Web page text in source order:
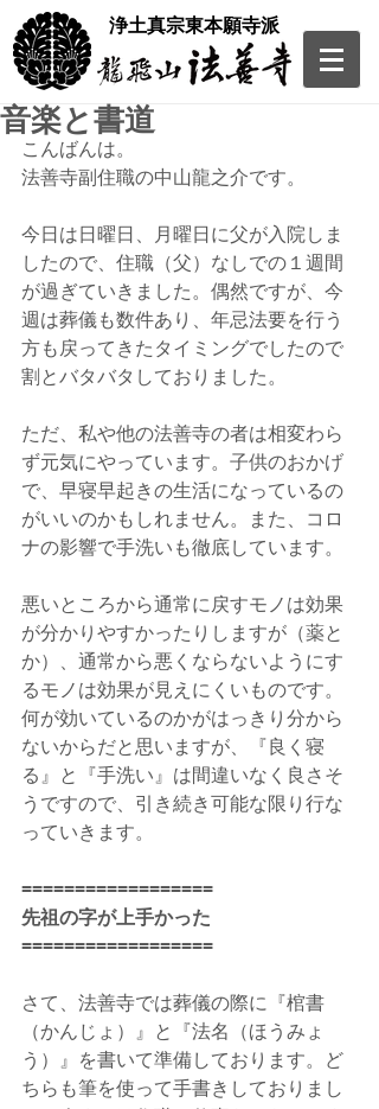
​浄土真宗東本願寺派
音楽と書道
こんばんは。
法善寺副住職の中山龍之介です。
今日は日曜日、月曜日に父が入院しま
したので、住職（父）なしでの１週間
が過ぎていきました。偶然ですが、今
週は葬儀も数件あり、年忌法要を行う
方も戻ってきたタイミングでしたので
割とバタバタしておりました。
ただ、私や他の法善寺の者は相変わら
ず元気にやっています。子供のおかげ
で、早寝早起きの生活になっているの
がいいのかもしれません。また、コロ
ナの影響で手洗いも徹底しています。
悪いところから通常に戻すモノは効果
が分かりやすかったりしますが（薬と
か）、通常から悪くならないようにす
るモノは効果が見えにくいものです。
何が効いているのかがはっきり分から
ないからだと思いますが、『良く寝
る』と『手洗い』は間違いなく良さそ
うですので、引き続き可能な限り行な
っていきます。
==================
先祖の字が上手かった
==================
さて、法善寺では葬儀の際に『棺書
（かんじょ）』と『法名（ほうみょ
う）』を書いて準備しております。ど
ちらも筆を使って手書きしておりまし